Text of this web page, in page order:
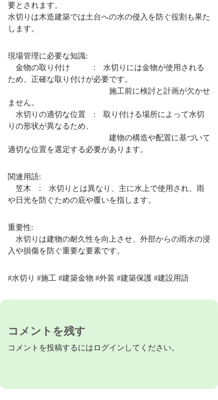
要とされます。
水切りは木造建築では土台への水の侵入を防ぐ役割も果た
します。
現場管理に必要な知識:
金物の取り付け : 水切りには金物が使用される
ため、正確な取り付けが必要です。
施工前に検討と計画が欠かせ
ません。
水切りの適切な位置 : 取り付ける場所によって水切
りの形状が異なるため、
建物の構造や配置に基づいて
適切な位置を選定する必要があります。
関連用語:
笠木 : 水切りとは異なり、主に水上で使用され、雨
や日光を防ぐための庇や覆いを指します。
重要性:
水切りは建物の耐久性を向上させ、外部からの雨水の浸
入や損傷を防ぐ重要な要素です。
#水切り #施工 #建築金物 #外装 #建築保護 #建設用語
コメントを残す
コメントを投稿するには ログイン してください。